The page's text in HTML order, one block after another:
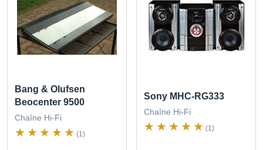
Bang & Olufsen
Beocenter 9500
Chaîne Hi-Fi
(1)
Sony MHC-RG333
Chaîne Hi-Fi
(1)